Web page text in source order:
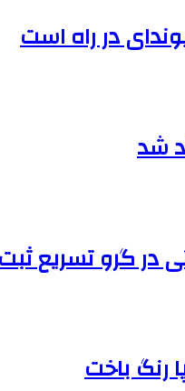
در راه است
شد
در گرو تسریع
رنگ باخت